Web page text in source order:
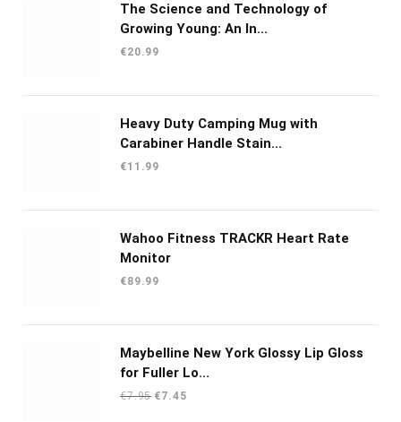
The Science and Technology of
Growing Young: An In...
€20.99
Heavy Duty Camping Mug with
Carabiner Handle Stain...
€11.99
Wahoo Fitness TRACKR Heart Rate
Monitor
€89.99
Maybelline New York Glossy Lip Gloss
for Fuller Lo...
€7.95 Oorspronkelijke
€7.45Huidige